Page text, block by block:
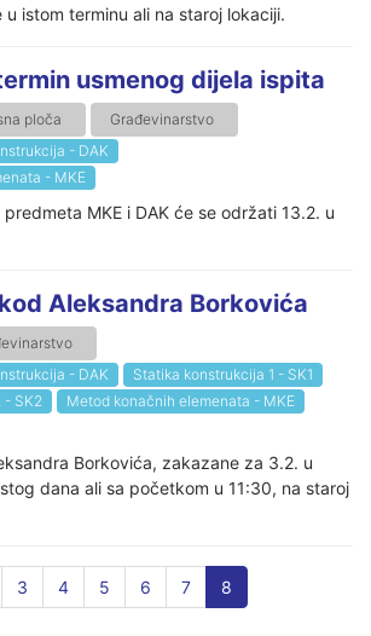
istom terminu ali na staroj lokaciji.
usmenog dijela ispita
ploča
Građevinarstvo
- DAK
- MKE
MKE i DAK će se održati 13.2. u
Aleksandra Borkovića
- DAK
Statika konstrukcija 1 - SK1
- SK2
Metod konačnih elemenata - MKE
Borkovića, zakazane za 3.2. u
dana ali sa početkom u 11:30, na staroj
3 4 5 6 7 8